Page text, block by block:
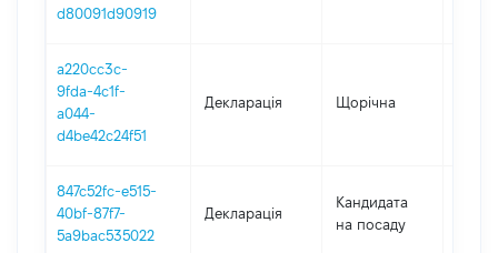
d80091d90919
a220cc3c-
9fda-4c1f-
a044-
d4be42c24f51
Декларація Щорічна
847c52fc-e515-
40bf-87f7-
5a9bac535022
Декларація
Кандидата
на посаду